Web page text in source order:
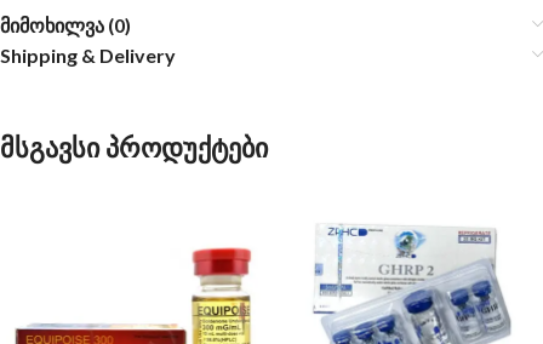
მიმოხილვა (0)
Shipping & Delivery
მსგავსი პროდუქტები